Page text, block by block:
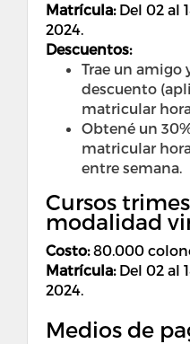
Matrícula: Del 02 al
2024.
Descuentos:
Trae un amigo
descuento
matricular
Obtené un
matricular
entre semana.
Cursos
modalidad
Costo:80.000
Matrícula: Del 02 al
2024.
Medios de